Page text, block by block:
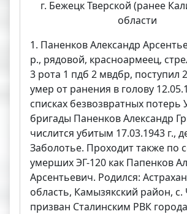
г. Бежецк Тверской (ранее
области
1. Паненков Александр
р., рядовой, красноармеец,
3 рота 1 пдб 2 мвдбр, поступил
умер от ранения в голову
списках безвозвратных потерь
бригады Паненков Александр
числится убитым 17.03.1943 г.,
Заболотье. Проходит также по
умерших ЭГ-120 как Папенков
Арсентьевич. Родился:
область, Камызякский район, с.
призван Сталинским РВК